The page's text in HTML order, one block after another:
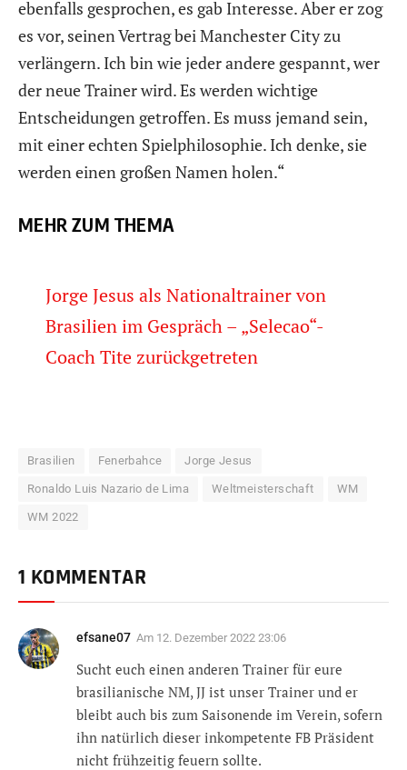
ebenfalls gesprochen, es gab Interesse. Aber er zog
es vor, seinen Vertrag bei Manchester City zu
verlängern. Ich bin wie jeder andere gespannt, wer
der neue Trainer wird. Es werden wichtige
Entscheidungen getroffen. Es muss jemand sein,
mit einer echten Spielphilosophie. Ich denke, sie
werden einen großen Namen holen.“
MEHR ZUM THEMA
Jorge Jesus als Nationaltrainer von
Brasilien im Gespräch – „Selecao“-
Coach Tite zurückgetreten
Brasilien Fenerbahce Jorge Jesus
Ronaldo Luis Nazario de Lima Weltmeisterschaft WM
WM 2022
1 KOMMENTAR
efsane07 Am 12. Dezember 2022 23:06
Sucht euch einen anderen Trainer für eure
brasilianische NM, JJ ist unser Trainer und er
bleibt auch bis zum Saisonende im Verein, sofern
ihn natürlich dieser inkompetente FB Präsident
nicht frühzeitig feuern sollte.